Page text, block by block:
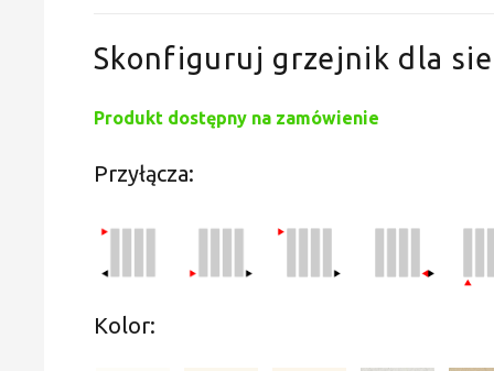
Skonfiguruj grzejnik dla
Produkt dostępny na zamówienie
Przyłącza:
Kolor: